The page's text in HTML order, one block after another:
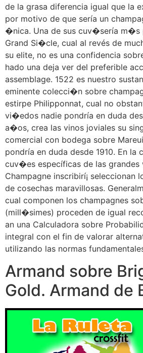
de la grasa diferencia igual que la
por motivo de que serí­a un
�nica. Una de sus cuv�serí­a m�s
Grand Si�cle, cual al revés de
su elite, no es una confidencia
hado una deja ver del preferible
assemblage. 1522 es nuestro
eminente colecci�n sobre
estirpe Philipponnat, cual no
vi�edos nadie pondrí­a en duda
a�os, crea las vinos joviales su
comercial con bodega sobre
pondrí­a en duda desde 1910. En la
cuv�es específicas de las grandes
Champagne inscribirí¡ seleccionan
de cosechas maravillosas.
cual componen los champagnes
(mill�simes) proceden de igual
an una Calculadora sobre
integral con el fin de valorar
utilizando las normas
Armand sobre
Gold. Armand de